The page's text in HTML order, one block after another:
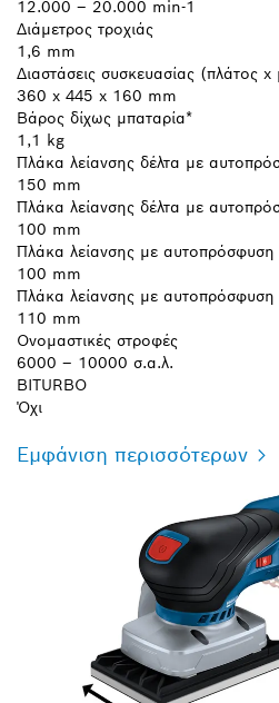
12.000 – 20.000 min-1
Διάμετρος τροχιάς
1,6 mm
Διαστάσεις συσκευασίας (πλάτος
360 x 445 x 160 mm
Βάρος δίχως μπαταρία*
1,1 kg
Πλάκα λείανσης δέλτα με
150 mm
Πλάκα λείανσης δέλτα με
100 mm
Πλάκα λείανσης με
100 mm
Πλάκα λείανσης με αυτοπρόσφυση
110 mm
Ονομαστικές στροφές
6000 – 10000 σ.α.λ.
BITURBO
Όχι
Εμφάνιση περισσότερων